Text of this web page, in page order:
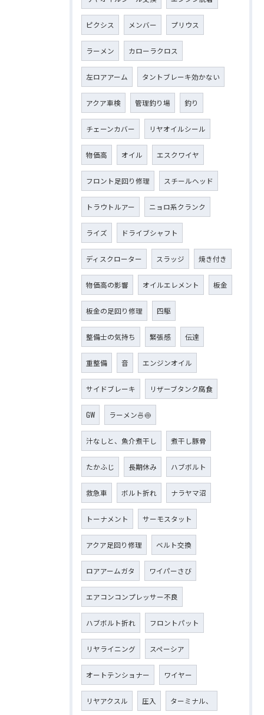
ピクシス メンバー プリウス
ラーメン カローラクロス
左ロアアーム タントブレーキ効かない
アクア車検 管理釣り場 釣り
チェーンカバー リヤオイルシール
物価高 オイル エスクワイヤ
フロント足回り修理 スチールヘッド
トラウトルアー ニョロ系クランク
ライズ ドライブシャフト
ディスクローター スラッジ 焼き付き
物価高の影響 オイルエレメント 板金
板金の足回り修理 四駆
整備士の気持ち 緊張感 伝達
重整備 音 エンジンオイル
サイドブレーキ リザーブタンク腐食
GW ラーメン🍜🍥
汁なしと、魚介煮干し 煮干し豚骨
たかふじ 長期休み ハブボルト
救急車 ボルト折れ ナラヤマ沼
トーナメント サーモスタット
アクア足回り修理 ベルト交換
ロアアームガタ ワイパーさび
エアコンコンプレッサー不良
ハブボルト折れ フロントパット
リヤライニング スペーシア
オートテンショナー ワイヤー
リヤアクスル 圧入 ターミナル、